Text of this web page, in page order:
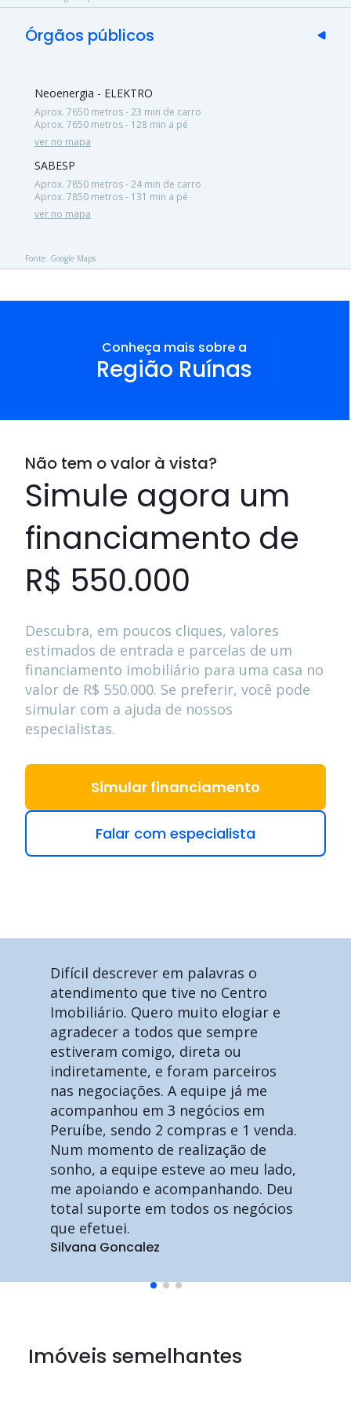
Órgãos públicos
Neoenergia - ELEKTRO
Aprox. 7650 metros - 23 min de carro
Aprox. 7650 metros - 128 min a pé
ver no mapa
SABESP
Aprox. 7850 metros - 24 min de carro
Aprox. 7850 metros - 131 min a pé
ver no mapa
Fonte: Google Maps
Conheça mais sobre a
Região Ruínas
Não tem o valor à vista?
Simule agora um
financiamento de
R$ 550.000
Descubra, em poucos cliques, valores
estimados de entrada e parcelas de um
financiamento imobiliário para uma casa no
valor de R$ 550.000. Se preferir, você pode
simular com a ajuda de nossos
especialistas.
Simular financiamento
Falar com especialista
Difícil descrever em palavras o
atendimento que tive no Centro
Imobiliário. Quero muito elogiar e
agradecer a todos que sempre
estiveram comigo, direta ou
indiretamente, e foram parceiros
nas negociações. A equipe já me
acompanhou em 3 negócios em
Peruíbe, sendo 2 compras e 1 venda.
Num momento de realização de
sonho, a equipe esteve ao meu lado,
me apoiando e acompanhando. Deu
total suporte em todos os negócios
que efetuei.
Silvana Goncalez
Imóveis semelhantes